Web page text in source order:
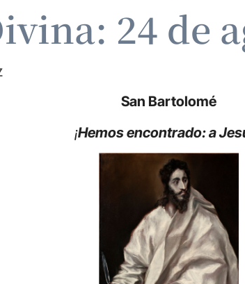
24 de
San Bartolomé
¡Hemos encontrado: a